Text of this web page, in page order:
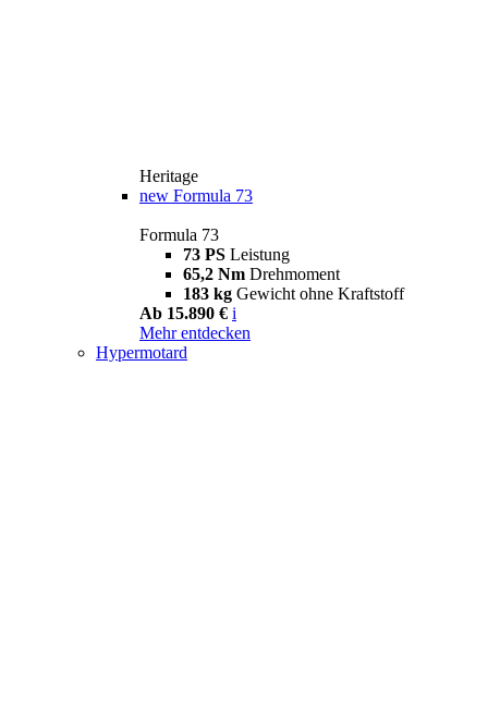
Heritage
new Formula 73
Formula 73
73 PS Leistung
65,2 Nm Drehmoment
183 kg Gewicht ohne Kraftstoff
Ab 15.890 € i
Mehr entdecken
Hypermotard